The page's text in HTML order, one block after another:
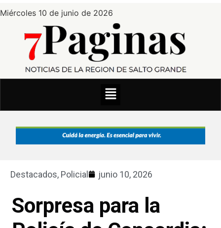
Miércoles 10 de junio de 2026
Destacados, Policial junio 10, 2026
Sorpresa para la